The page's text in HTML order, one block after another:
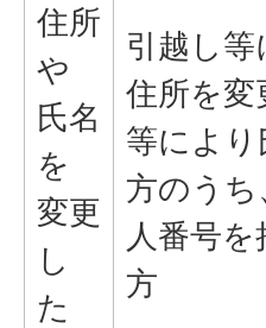
住所
や
氏名
を
変更
し
た
引越し
住所を変
等によ
方のうち
人番号
方